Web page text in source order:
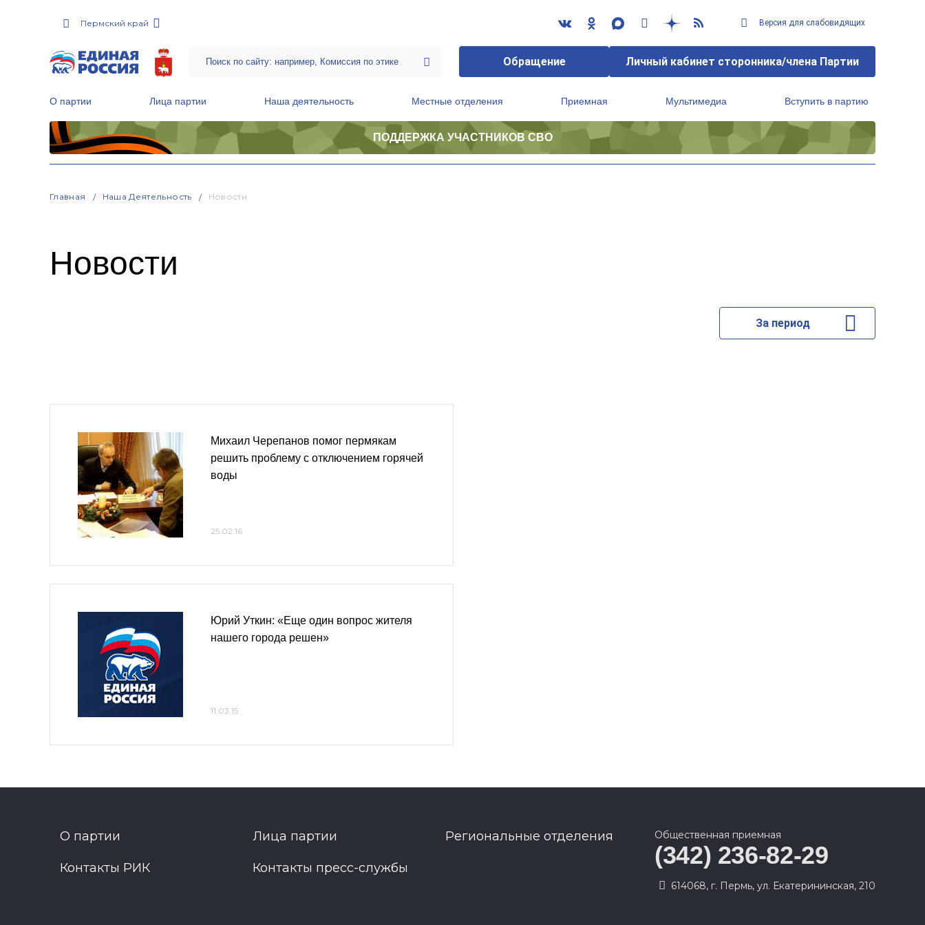
Пермский край Версия для слабовидящих
Обращение Личный кабинет сторонника/члена Партии
О партии Лица партии Наша деятельность Местные отделения Приемная Мультимедиа Вступить в партию
ПОДДЕРЖКА УЧАСТНИКОВ СВО
Главная Наша Деятельность Новости
Новости
За период
Михаил Черепанов помог пермякам
решить проблему с отключением горячей
воды
25.02.16
Юрий Уткин: «Еще один вопрос жителя
нашего города решен»
11.03.15
О партии Лица партии Региональные отделения
Контакты РИК Контакты пресс-службы
Общественная приемная
(342) 236-82-29
614068, г. Пермь, ул. Екатерининская, 210